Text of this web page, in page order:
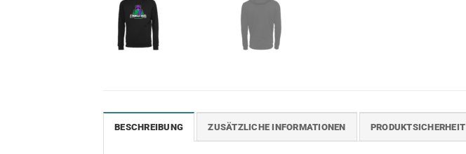
BESCHREIBUNG ZUSÄTZLICHE INFORMATIONEN PRODUKTSICHERHEIT